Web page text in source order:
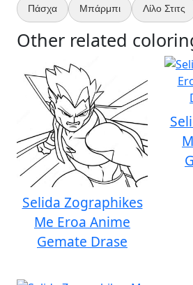
Πάσχα Μπάρμπι Λίλο Στιτς
Other related
Selida Zographikes
Me Eroa Anime
Gemate Drase